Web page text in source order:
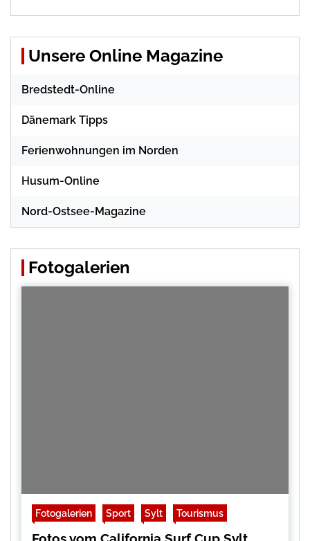
Unsere Online Magazine
Bredstedt-Online
Dänemark Tipps
Ferienwohnungen im Norden
Husum-Online
Nord-Ostsee-Magazine
Fotogalerien
Fotogalerien Sport Sylt Tourismus
Fotos vom California Surf Cup Sylt